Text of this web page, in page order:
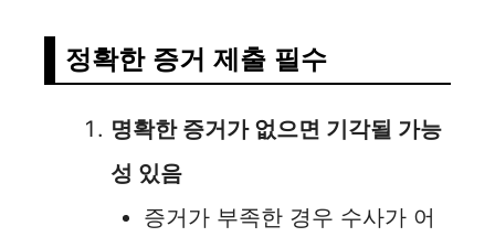
정확한 증거 제출 필수
명확한 증거가 없으면 기각될 가능
성 있음
증거가 부족한 경우 수사가 어